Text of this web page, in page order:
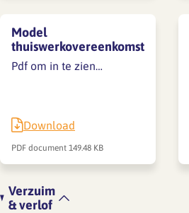
Model
thuiswerkovereenkomst
Pdf om in te zien…
Download
PDF document 149.48 KB
Verzuim
& verlof